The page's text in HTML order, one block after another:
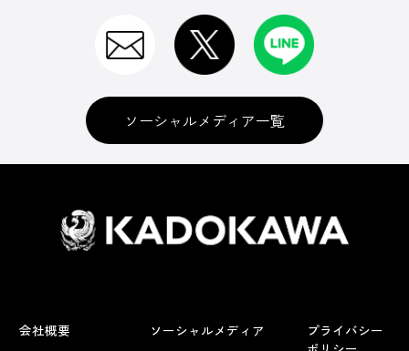
ソーシャルメディア一覧
会社概要 ソーシャルメディア
プライバシー